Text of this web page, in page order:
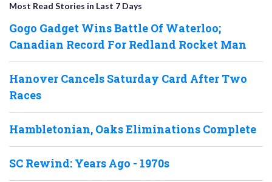
Most Read Stories in Last 7 Days
Gogo Gadget Wins Battle Of Waterloo;
Canadian Record For Redland Rocket Man
Hanover Cancels Saturday Card After Two
Races
Hambletonian, Oaks Eliminations Complete
SC Rewind: Years Ago - 1970s